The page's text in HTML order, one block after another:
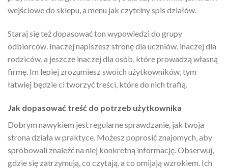
wejściowe do sklepu, a menu jak czytelny spis działów.
Staraj się też dopasować ton wypowiedzi do grupy
odbiorców. Inaczej napiszesz stronę dla uczniów, inaczej dla
rodziców, a jeszcze inaczej dla osób, które prowadzą własną
firmę. Im lepiej zrozumiesz swoich użytkowników, tym
łatwiej będzie ci tworzyć treści, które do nich trafią.
Jak dopasować treść do potrzeb użytkownika
Dobrym nawykiem jest regularne sprawdzanie, jak twoja
strona działa w praktyce. Możesz poprosić znajomych, aby
spróbowali znaleźć na niej konkretną informację. Obserwuj,
gdzie się zatrzymują, co czytają, a co omijają wzrokiem. Ich